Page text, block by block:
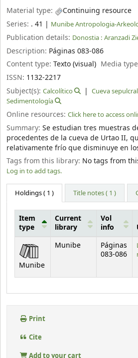
Material type:
Continuing resource
Series: . 41 | Munibe Antropologia-
Publication details: Donostia : Aranzadi
Description: Páginas 083-086
Content type: Texto (visual) Media
ISSN: 1132-2217
Subject(s): Calcolítico Cueva sepulcral
Sedimentología
Online resources: Click here to access
Summary: Se estudian tres muestras
procedentes de la cueva de Urtao II,
relativamente frío que disminuye en
Tags from this library: No tags from
Log in to add tags.
Holdings( 1 ) Title notes ( 1 )
Holdings
Item
type
Current
library
Vol
info
Munibe
Munibe
Páginas
083-086
Print
Cite
Add to your cart